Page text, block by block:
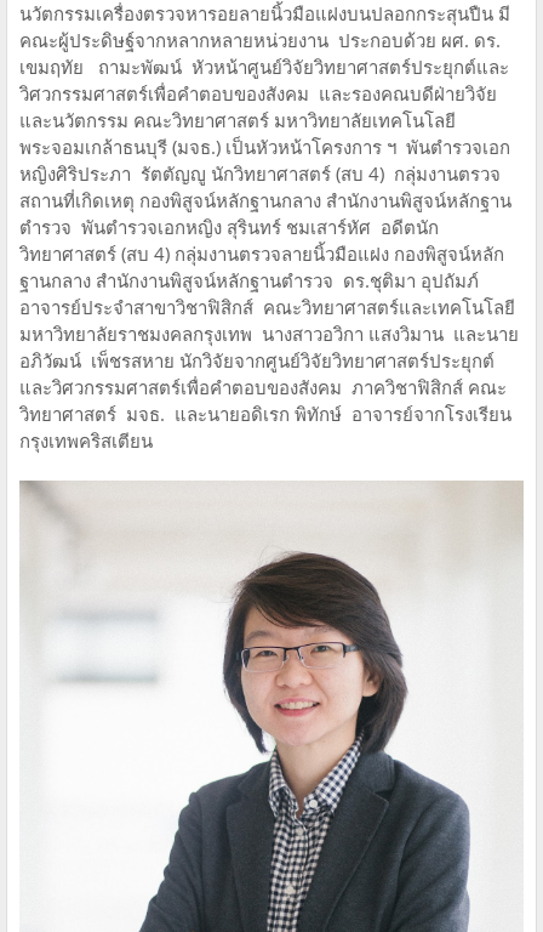
นวัตกรรมเครื่องตรวจหารอยลายนิ้วมือแฝงบนปลอกกระสุนปืน มี
คณะผู้ประดิษฐ์จากหลากหลายหน่วยงาน ประกอบด้วย ผศ. ดร.
เขมฤทัย ถามะพัฒน์ หัวหน้าศูนย์วิจัยวิทยาศาสตร์ประยุกต์และ
วิศวกรรมศาสตร์เพื่อคำตอบของสังคม และรองคณบดีฝ่ายวิจัย
และนวัตกรรม คณะวิทยาศาสตร์ มหาวิทยาลัยเทคโนโลยี
พระจอมเกล้าธนบุรี (มจธ.) เป็นหัวหน้าโครงการ ฯ พันตำรวจเอก
หญิงศิริประภา รัตตัญญู นักวิทยาศาสตร์ (สบ 4) กลุ่มงานตรวจ
สถานที่เกิดเหตุ กองพิสูจน์หลักฐานกลาง สำนักงานพิสูจน์หลักฐาน
ตำรวจ พันตำรวจเอกหญิง สุรินทร์ ชมเสาร์หัศ อดีตนัก
วิทยาศาสตร์ (สบ 4) กลุ่มงานตรวจลายนิ้วมือแฝง กองพิสูจน์หลัก
ฐานกลาง สำนักงานพิสูจน์หลักฐานตำรวจ ดร.ชุติมา อุปถัมภ์
อาจารย์ประจำสาขาวิชาฟิสิกส์ คณะวิทยาศาสตร์และเทคโนโลยี
มหาวิทยาลัยราชมงคลกรุงเทพ นางสาวอวิกา แสงวิมาน และนาย
อภิวัฒน์ เพ็ชรสหาย นักวิจัยจากศูนย์วิจัยวิทยาศาสตร์ประยุกต์
และวิศวกรรมศาสตร์เพื่อคำตอบของสังคม ภาควิชาฟิสิกส์ คณะ
วิทยาศาสตร์ มจธ. และนายอดิเรก พิทักษ์ อาจารย์จากโรงเรียน
กรุงเทพคริสเตียน